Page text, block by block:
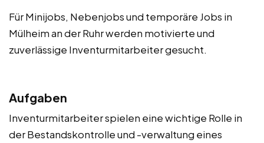
Für Minijobs, Nebenjobs und temporäre Jobs in
Mülheim an der Ruhr werden motivierte und
zuverlässige Inventurmitarbeiter gesucht.
Aufgaben
Inventurmitarbeiter spielen eine wichtige Rolle in
der Bestandskontrolle und -verwaltung eines